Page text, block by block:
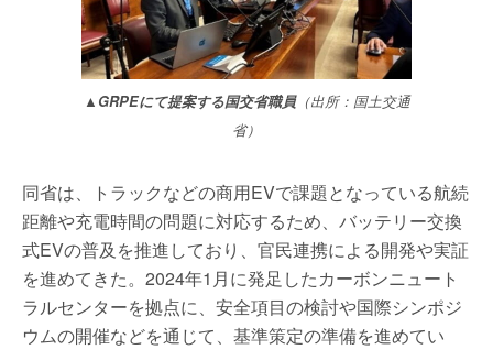
▲GRPEにて提案する国交省職員（出所：国土交通
省）
同省は、トラックなどの商用EVで課題となっている航続
距離や充電時間の問題に対応するため、バッテリー交換
式EVの普及を推進しており、官民連携による開発や実証
を進めてきた。2024年1月に発足したカーボンニュート
ラルセンターを拠点に、安全項目の検討や国際シンポジ
ウムの開催などを通じて、基準策定の準備を進めてい